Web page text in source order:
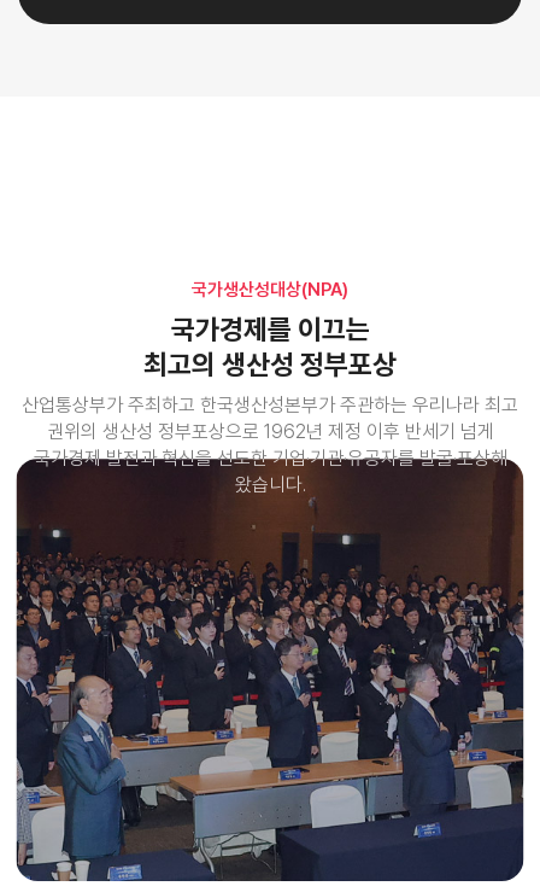
국가생산성대상(NPA)
국가경제를 이끄는
최고의 생산성 정부포상
산업통상부가 주최하고 한국생산성본부가 주관하는 우리나라 최고
권위의 생산성 정부포상으로 1962년 제정 이후 반세기 넘게
국가경제 발전과 혁신을 선도한 기업·기관·유공자를 발굴·포상해
왔습니다.
국가생산성대상(NPA)
국가경제를 이끄는
최고의 생산성 정부포상
산업통상부가 주최하고 한국생산성본부가 주관하는 우리나라 최고
권위의 생산성 정부포상으로 1962년 제정 이후 반세기 넘게
국가경제 발전과 혁신을 선도한 기업·기관·유공자를 발굴·포상해
왔습니다.